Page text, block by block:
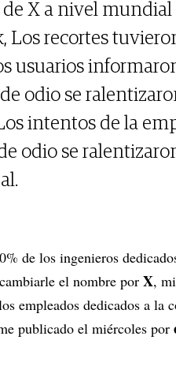
X a nivel
Los recortes
usuarios
odio se
intentos de la
odio se
de los ingenieros
el nombre por X,
empleados dedicados a la
publicado el miércoles por